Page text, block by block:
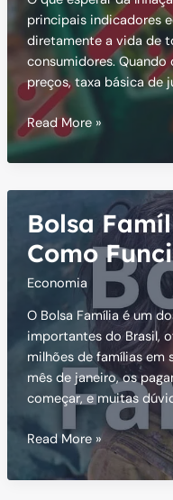
principais indicadores
diretamente a vida de
consumidores.
preços, taxa básica de
Inflação
em
Alta:
Esperar
da
Economia
em
2025
Read More »
Bolsa
Como
Economia
O Bolsa Família é um
importantes do Brasil,
milhões de famílias em
mês de janeiro, os
começar, e muitas
Bolsa
Família
de
Read More »